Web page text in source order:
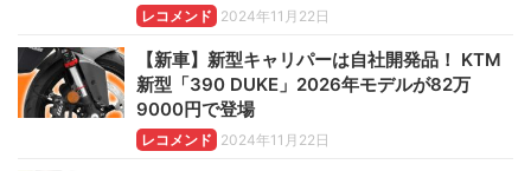
レコメンド 2024年11月22日
【新車】新型キャリパーは自社開発品！ KTM
新型「390 DUKE」2026年モデルが82万
9000円で登場
レコメンド 2024年11月22日